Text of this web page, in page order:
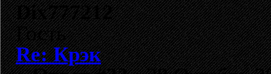
Dix777212
Гость
Re: Крэк